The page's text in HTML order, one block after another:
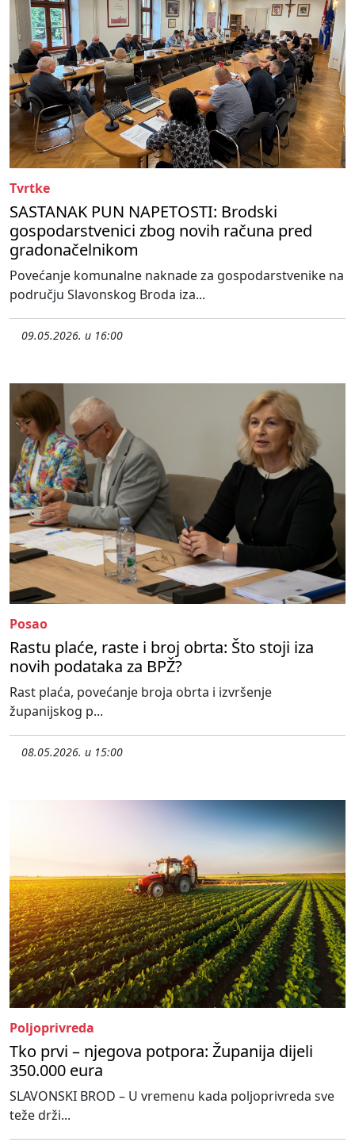
Tvrtke
SASTANAK PUN NAPETOSTI: Brodski
gospodarstvenici zbog novih računa pred
gradonačelnikom
Povećanje komunalne naknade za gospodarstvenike na
području Slavonskog Broda iza...
09.05.2026. u 16:00
Posao
Rastu plaće, raste i broj obrta: Što stoji iza
novih podataka za BPŽ?
Rast plaća, povećanje broja obrta i izvršenje
županijskog p...
08.05.2026. u 15:00
Poljoprivreda
Tko prvi – njegova potpora: Županija dijeli
350.000 eura
SLAVONSKI BROD – U vremenu kada poljoprivreda sve
teže drži...